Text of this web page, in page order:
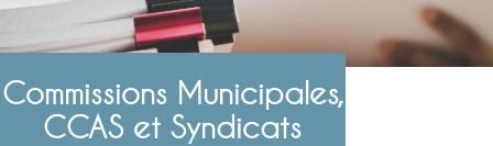
Commissions Municipales,
CCAS et Syndicats